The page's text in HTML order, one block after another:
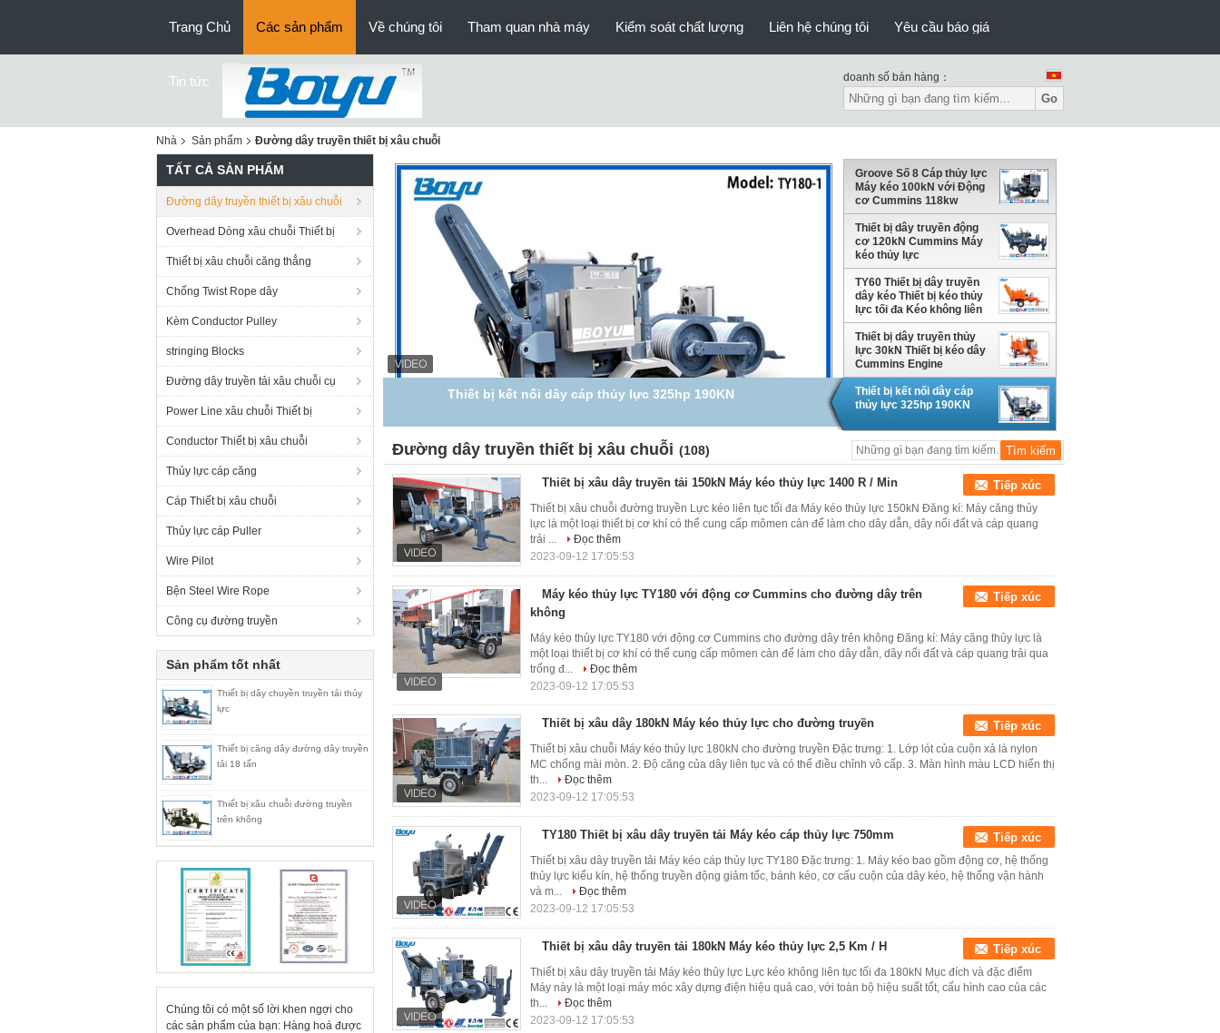
Trang Chủ Các sản phẩm Về chúng tôi Tham quan nhà máy Kiểm soát chất lượng Liên hệ chúng tôi Yêu cầu báo giá
Tin tức doanh số bán hàng：
Go
Nhà Sản phẩm Đường dây truyền thiết bị xâu chuỗi
TẤT CẢ SẢN PHẨM
Đường dây truyền thiết bị xâu chuỗi
Overhead Dòng xâu chuỗi Thiết bị
Thiết bị xâu chuỗi căng thẳng
Chống Twist Rope dây
Kèm Conductor Pulley
stringing Blocks
Đường dây truyền tải xâu chuỗi cụ
Power Line xâu chuỗi Thiết bị
Conductor Thiết bị xâu chuỗi
Thủy lực cáp căng
Cáp Thiết bị xâu chuỗi
Thủy lực cáp Puller
Wire Pilot
Bện Steel Wire Rope
Công cụ đường truyền
Sản phẩm tốt nhất
Thiết bị dây chuyền truyền tải thủy
lực
Thiết bị căng dây đường dây truyền
tải 18 tấn
Thiết bị xâu chuỗi đường truyền
trên không
Chúng tôi có một số lời khen ngợi cho
các sản phẩm của bạn: Hàng hoá được
Thiết bị kết nối dây cáp thủy lực 325hp 190KN
Groove Số 8 Cáp thủy lực
Máy kéo 100kN với Động
cơ Cummins 118kw
Thiết bị dây truyền động
cơ 120kN Cummins Máy
kéo thủy lực
TY60 Thiết bị dây truyền
dây kéo Thiết bị kéo thủy
lực tối đa Kéo không liên
tục 60kN
Thiết bị dây truyền thủy
lực 30kN Thiết bị kéo dây
Cummins Engine
Thiết bị kết nối dây cáp
thủy lực 325hp 190KN
Đường dây truyền thiết bị xâu chuỗi (108)
Thiết bị xâu dây truyền tải 150kN Máy kéo thủy lực 1400 R / Min Tiếp xúc
Thiết bị xâu chuỗi đường truyền Lực kéo liên tục tối đa Máy kéo thủy lực 150kN Đăng kí: Máy căng thủy
lực là một loại thiết bị cơ khí có thể cung cấp mômen cản để làm cho dây dẫn, dây nối đất và cáp quang
trải ...
Đọc thêm
2023-09-12 17:05:53
Máy kéo thủy lực TY180 với động cơ Cummins cho đường dây trên
không
Tiếp xúc
Máy kéo thủy lực TY180 với động cơ Cummins cho đường dây trên không Đăng kí: Máy căng thủy lực là
một loại thiết bị cơ khí có thể cung cấp mômen cản để làm cho dây dẫn, dây nối đất và cáp quang trải qua
trống đ...
Đọc thêm
2023-09-12 17:05:53
Thiết bị xâu dây 180kN Máy kéo thủy lực cho đường truyền Tiếp xúc
Thiết bị xâu chuỗi Máy kéo thủy lực 180kN cho đường truyền Đặc trưng: 1. Lớp lót của cuộn xả là nylon
MC chống mài mòn. 2. Độ căng của dây liên tục và có thể điều chỉnh vô cấp. 3. Màn hình màu LCD hiển thị
th...
Đọc thêm
2023-09-12 17:05:53
TY180 Thiết bị xâu dây truyền tải Máy kéo cáp thủy lực 750mm Tiếp xúc
Thiết bị xâu dây truyền tải Máy kéo cáp thủy lực TY180 Đặc trưng: 1. Máy kéo bao gồm động cơ, hệ thống
thủy lực kiểu kín, hệ thống truyền động giảm tốc, bánh kéo, cơ cấu cuộn của dây kéo, hệ thống vận hành
và m...
Đọc thêm
2023-09-12 17:05:53
Thiết bị xâu dây truyền tải 180kN Máy kéo thủy lực 2,5 Km / H Tiếp xúc
Thiết bị xâu dây truyền tải Máy kéo thủy lực Lực kéo không liên tục tối đa 180kN Mục đích và đặc điểm
Máy này là một loại máy móc xây dựng điện hiệu quả cao, với toàn bộ hiệu suất tốt, cấu hình cao của các
th...
Đọc thêm
2023-09-12 17:05:53